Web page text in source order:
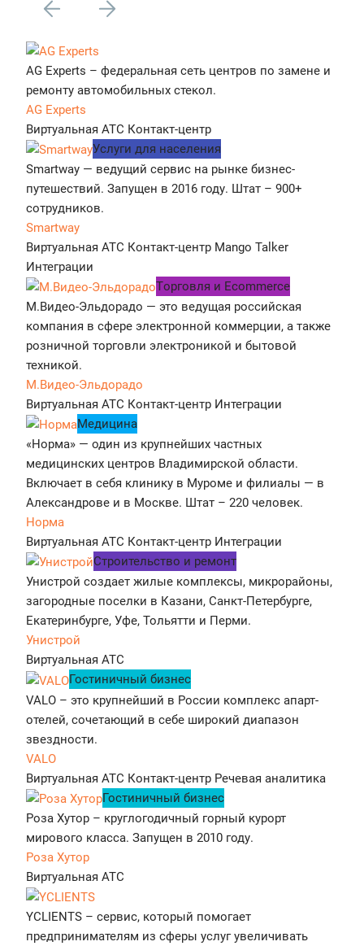
AG Experts – федеральная сеть центров по замене и
ремонту автомобильных стекол.
AG Experts
Виртуальная АТС Контакт-центр
Услуги для населения
Smartway — ведущий сервис на рынке бизнес-
путешествий. Запущен в 2016 году. Штат – 900+
сотрудников.
Smartway
Виртуальная АТС Контакт-центр Mango Talker
Интеграции
Tорговля и Ecommerce
М.Видео-Эльдорадо — это ведущая российская
компания в сфере электронной коммерции, а также
розничной торговли электроникой и бытовой
техникой.
М.Видео-Эльдорадо
Виртуальная АТС Контакт-центр Интеграции
Медицина
«Норма» — один из крупнейших частных
медицинских центров Владимирской области.
Включает в себя клинику в Муроме и филиалы — в
Александрове и в Москве. Штат – 220 человек.
Норма
Виртуальная АТС Контакт-центр Интеграции
Строительство и ремонт
Унистрой создает жилые комплексы, микрорайоны,
загородные поселки в Казани, Санкт-Петербурге,
Екатеринбурге, Уфе, Тольятти и Перми.
Унистрой
Виртуальная АТС
Гостиничный бизнес
VALO – это крупнейший в России комплекс апарт-
отелей, сочетающий в себе широкий диапазон
звездности.
VALO
Виртуальная АТС Контакт-центр Речевая аналитика
Гостиничный бизнес
Роза Хутор – круглогодичный горный курорт
мирового класса. Запущен в 2010 году.
Роза Хутор
Виртуальная АТС
YCLIENTS – сервис, который помогает
предпринимателям из сферы услуг увеличивать